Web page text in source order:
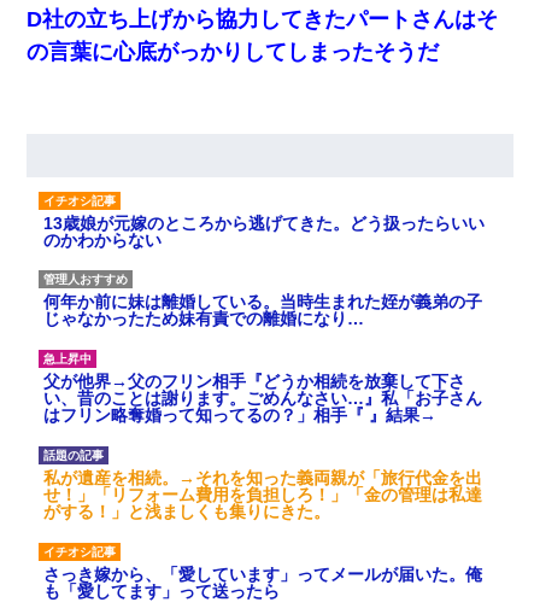
D社の立ち上げから協力してきたパートさんはそ
の言葉に心底がっかりしてしまったそうだ
13歳娘が元嫁のところから逃げてきた。どう扱ったらいい
のかわからない
何年か前に妹は離婚している。当時生まれた姪が義弟の子
じゃなかったため妹有責での離婚になり…
父が他界→父のフリン相手『どうか相続を放棄して下さ
い、昔のことは謝ります。ごめんなさい…』私「お子さん
はフリン略奪婚って知ってるの？」相手『 』結果→
私が遺産を相続。→それを知った義両親が「旅行代金を出
せ！」「リフォーム費用を負担しろ！」「金の管理は私達
がする！」と浅ましくも集りにきた。
さっき嫁から、「愛しています」ってメールが届いた。俺
も「愛してます」って送ったら